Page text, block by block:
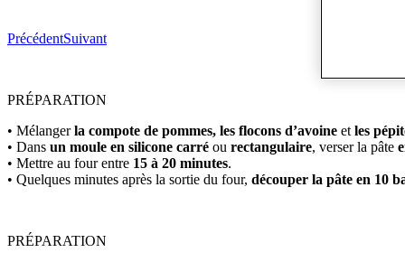
PrécédentSuivant
PRÉPARATION
• Mélangerla compote de pommes, les flocons d’avoine et les
• Dans un moule en silicone carré ou rectangulaire, verser la pâte
• Mettre au four entre 15 à 20 minutes.
• Quelques minutes après la sortie du four, découper la pâte en 10
PRÉPARATION